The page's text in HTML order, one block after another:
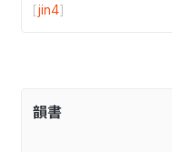
[jin4]
韻書